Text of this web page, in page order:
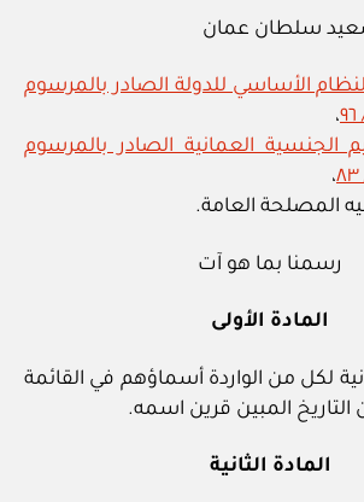
سلطان عمان
الأساسي للدولة الصادر بالمرسوم
،
الجنسية العمانية الصادر بالمرسوم
،
المصلحة العامة.
رسمنا بما هو آت
المادة الأولى
لكل من الواردة أسماؤهم في القائمة
التاريخ المبين قرين اسمه.
المادة الثانية